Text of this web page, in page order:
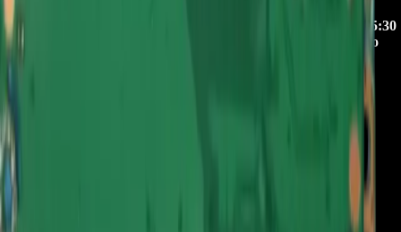
Horario de atención Call Center:
lunes a viernes de 8:30 a. m. a 5:30
p. m. sabados de 9:00 a. m. a 1:00 p. m. Domingos y festivos no
Canal de Ventas!!
(+57) 301 5739461
💬 Chatear por WhatsApp
📍 UBICACIONES Y SUCURSALES